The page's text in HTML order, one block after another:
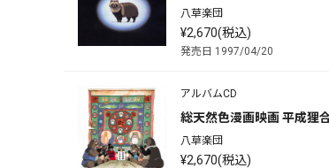
八草楽団
¥2,670(税込)
発売日 1997/04/20
アルバムCD
総天然色漫画映画 平成狸
八草楽団
¥2,670(税込)